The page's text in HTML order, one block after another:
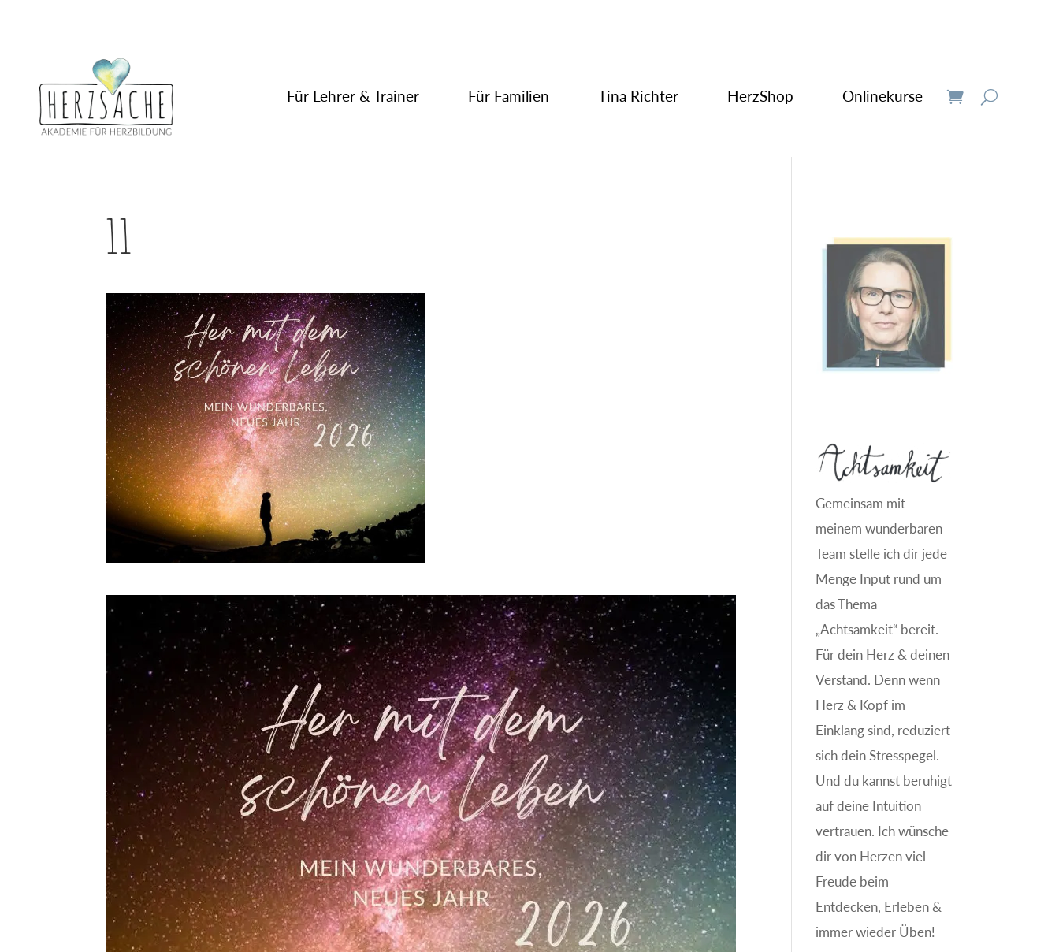
Für Lehrer & Trainer Für Familien Tina Richter HerzShop Onlinekurse
11
Gemeinsam mit
meinem wunderbaren
Team stelle ich dir jede
Menge Input rund um
das Thema
„Achtsamkeit“ bereit.
Für dein Herz & deinen
Verstand. Denn wenn
Herz & Kopf im
Einklang sind, reduziert
sich dein Stresspegel.
Und du kannst beruhigt
auf deine Intuition
vertrauen. Ich wünsche
dir von Herzen viel
Freude beim
Entdecken, Erleben &
immer wieder Üben!